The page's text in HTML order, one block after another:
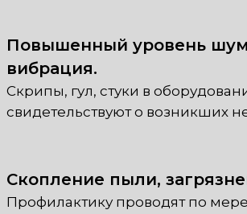
Повышенный уровень
вибрация.
Скрипы, гул, стуки в
свидетельствуют о возникших
Скопление пыли,
Профилактику проводят по